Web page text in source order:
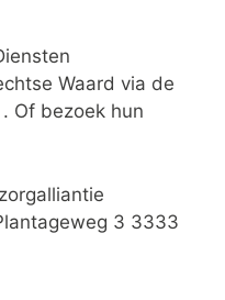
Waard via de
. Of bezoek hun
3 3333